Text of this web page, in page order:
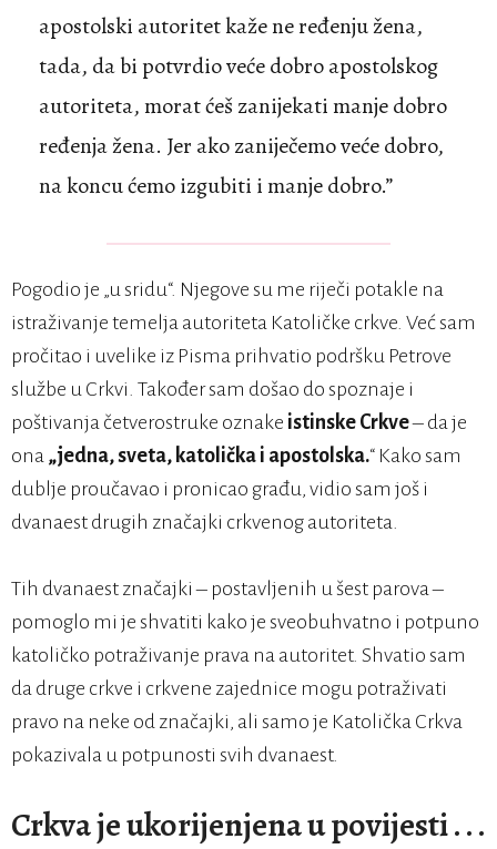
apostolski autoritet kaže ne ređenju žena,
tada, da bi potvrdio veće dobro apostolskog
autoriteta, morat ćeš zanijekati manje dobro
ređenja žena. Jer ako zaniječemo veće dobro,
na koncu ćemo izgubiti i manje dobro.”
Pogodio je „u sridu“. Njegove su me riječi potakle na
istraživanje temelja autoriteta Katoličke crkve. Već sam
pročitao i uvelike iz Pisma prihvatio podršku Petrove
službe u Crkvi. Također sam došao do spoznaje i
poštivanja četverostruke oznake istinske Crkve– da je
ona „jedna, sveta, katolička i apostolska.“ Kako sam
dublje proučavao i pronicao građu, vidio sam još i
dvanaest drugih značajki crkvenog autoriteta.
Tih dvanaest značajki – postavljenih u šest parova –
pomoglo mi je shvatiti kako je sveobuhvatno i potpuno
katoličko potraživanje prava na autoritet. Shvatio sam
da druge crkve i crkvene zajednice mogu potraživati
pravo na neke od značajki, ali samo je Katolička Crkva
pokazivala u potpunosti svih dvanaest.
Crkva je ukorijenjena u povijesti . . .